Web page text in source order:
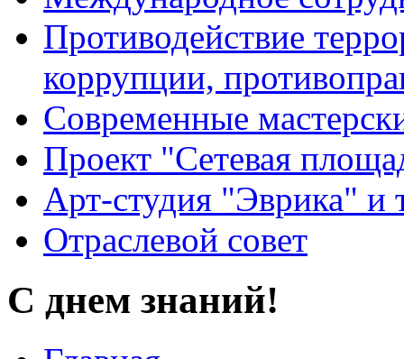
Противодействие
коррупции,
Современные
Проект "Сетевая
Арт-студия "Эврика" и
Отраслевой совет
С днем знаний!